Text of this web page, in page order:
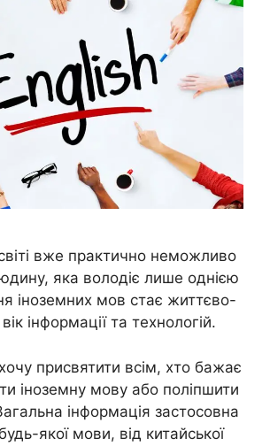
вже практично неможливо
яка володіє лише однією
іноземних мов стає життєво-
інформації та технологій.
присвятити всім, хто бажає
іноземну мову або поліпшити
інформація застосовна
якої мови, від китайської